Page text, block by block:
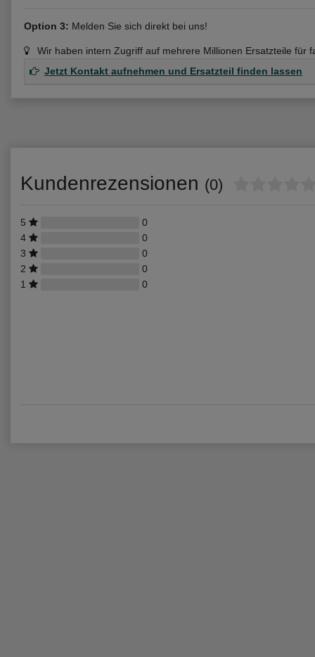
Option 3: Melden Sie sich direkt bei uns!
Wir haben intern Zugriff auf mehrere Millionen Ersatzteile für
Jetzt Kontakt aufnehmen und Ersatzteil finden lassen
Kundenrezensionen (0)
5
0
4
0
3
0
2
0
1
0